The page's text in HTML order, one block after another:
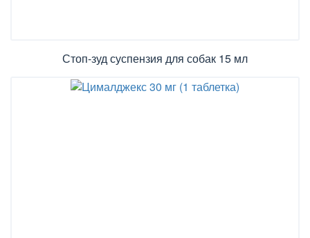
Стоп-зуд суспензия для собак 15 мл